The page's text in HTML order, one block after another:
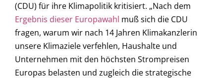
(CDU) für ihre Klimapolitik kritisiert. „Nach dem
Ergebnis dieser Europawahl muß sich die CDU
fragen, warum wir nach 14 Jahren Klimakanzlerin
unsere Klimaziele verfehlen, Haushalte und
Unternehmen mit den höchsten Strompreisen
Europas belasten und zugleich die strategische